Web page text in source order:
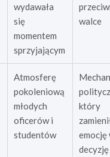
wydawała
się
momentem
sprzyjającym
walce
Atmosferę
pokoleniową
młodych
oficerów i
studentów
który
emocję
decyzję